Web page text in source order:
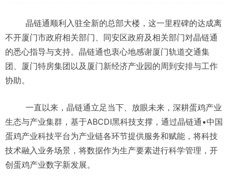
晶链通顺利入驻全新的总部大楼，这一里程碑的达成离
不开厦门市政府相关部门、同安区政府及相关部门对晶链通
的悉心指导与支持。晶链通也衷心地感谢厦门轨道交通集
团、厦门特房集团以及厦门新经济产业园的周到安排与工作
协助。
一直以来，晶链通立足当下、放眼未来，深耕蛋鸡产业
生态与产业集群，基于ABCDI黑科技支撑，通过晶链通•中国
蛋鸡产业科技平台为产业链各环节提供服务和赋能，将科技
技术融入业务场景，将数据作为生产要素进行科学管理，开
创蛋鸡产业数字新发展。